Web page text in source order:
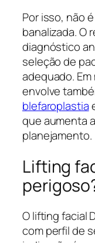
Por isso, não
banalizada. O
diagnóstico
seleção de
adequado.
envolve
blefaroplastia
que aumenta
planejamento.
Lifting
O lifting facial
com perfil de